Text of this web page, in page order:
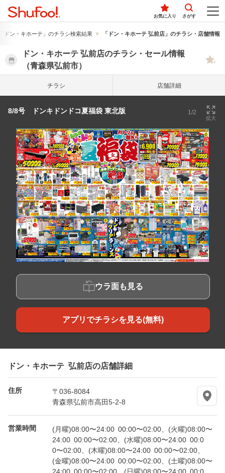
お気に入り さがす
ドン・キホーテ」のチラシ検索結果 「ドン・キホーテ 弘前店」のチラシ・店舗情報
ドン・キホーテ 弘前店のチラシ・セール情報
（青森県弘前市）
チラシ 店舗詳細
8/8号 ドンキドンドコ夏福袋 東北版 1/2
拡大
ウラ面も見る
アプリでチラシを見る(無料)
ドン・キホーテ 弘前店の店舗詳細
住所
〒036-8084
青森県弘前市高田5-2-8
営業時間
(月曜)08:00〜24:00 00:00〜02:00、(火曜)08:00〜
24:00 00:00〜02:00、(水曜)08:00〜24:00 00:0
0〜02:00、(木曜)08:00〜24:00 00:00〜02:00、
(金曜)08:00〜24:00 00:00〜02:00、(土曜)08:00〜
24:00 00:00〜02:00、(日曜)08:00〜24:00 00:0